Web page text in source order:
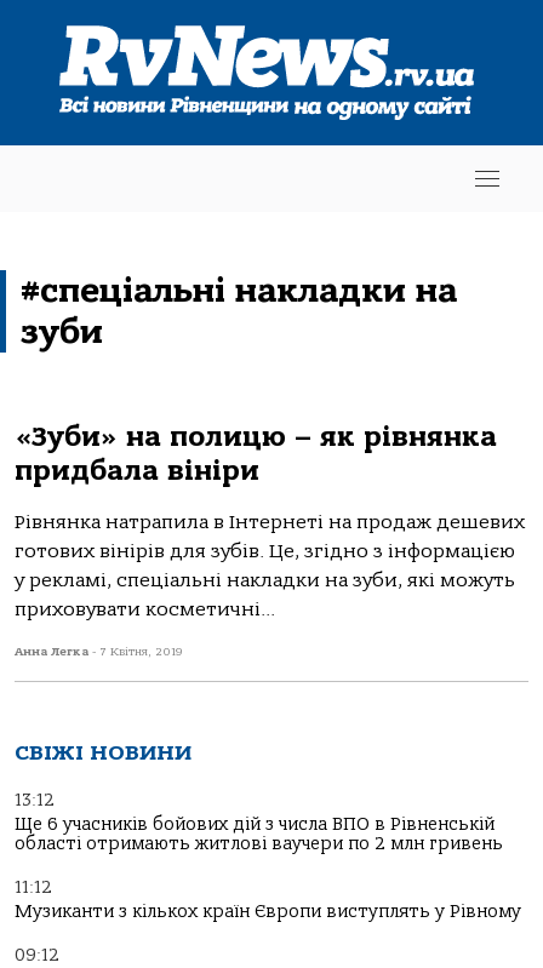
#спеціальні накладки на
зуби
«Зуби» на полицю – як рівнянка
придбала вініри
Рівнянка натрапила в Інтернеті на продаж дешевих
готових вінірів для зубів. Це, згідно з інформацією
у рекламі, спеціальні накладки на зуби, які можуть
приховувати косметичні...
Анна Легка - 7 Квітня, 2019
СВІЖІ НОВИНИ
13:12
Ще 6 учасників бойових дій з числа ВПО в Рівненській
області отримають житлові ваучери по 2 млн гривень
11:12
Музиканти з кількох країн Європи виступлять у Рівному
09:12